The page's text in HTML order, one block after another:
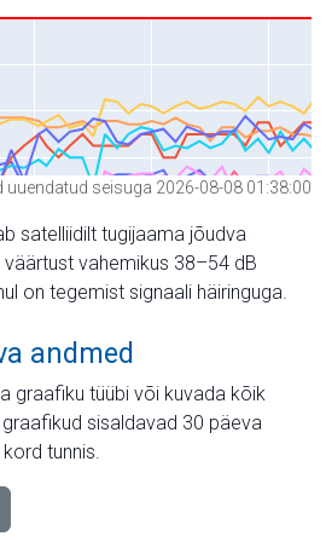
seisuga 2026-08-08 01:38:00
satelliidilt tugijaama jõudva
vahemikus 38–54 dB
on tegemist signaali häiringuga.
andmed
graafiku tüübi või kuvada kõik
sisaldavad 30 päeva
tunnis.